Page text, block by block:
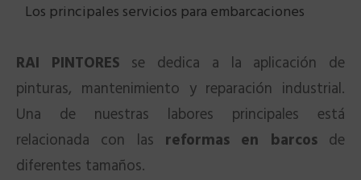
Los principales servicios para embarcaciones
RAI PINTORES se dedica a la aplicación de
pinturas, mantenimiento y reparación industrial.
Una de nuestras labores principales está
relacionada con las reformas en barcosde
diferentes tamaños.